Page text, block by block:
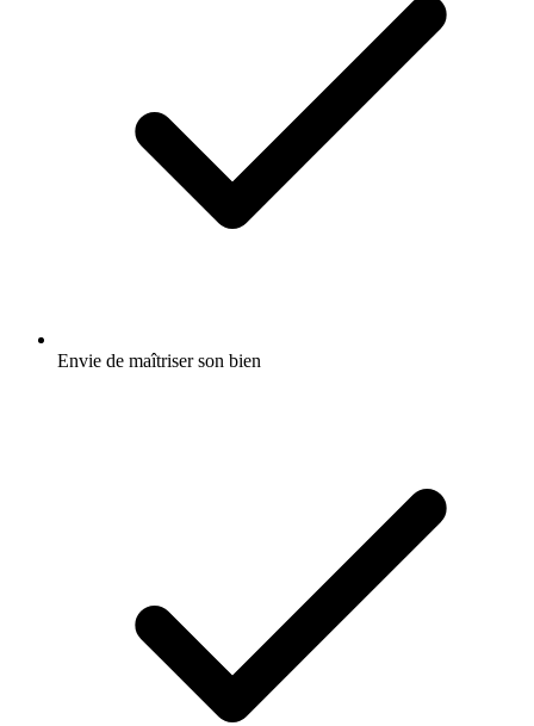
Envie de maîtriser son bien